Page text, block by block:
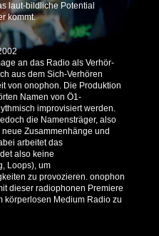
laut-bildliche Potential
kommt.
an das Radio als Verhör-
aus dem Sich-Verhören
von onophon. Die Produktion
Namen von Ö1-
improvisiert werden.
die Namensträger, also
Zusammenhänge und
arbeitet das
also keine
Loops), um
zu provozieren. onophon
dieser radiophonen Premiere
körperlosen Medium Radio zu